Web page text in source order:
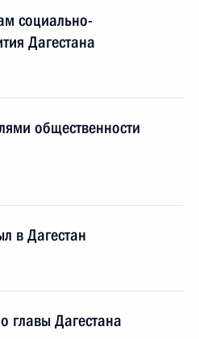
социально-
Дагестана
общественности
в Дагестан
главы Дагестана